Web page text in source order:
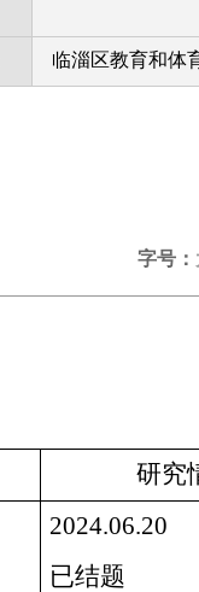
临淄区教育和体
字号：
研究
2024.06.20
已结题